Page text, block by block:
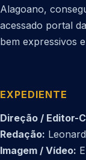
Alagoano,
acessado portal
bem expressivos
EXPEDIENTE
Direção / Editor-
Redação:
Imagem / Vídeo: